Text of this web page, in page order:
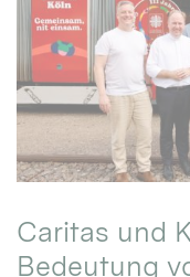
Caritas und
Bedeutung